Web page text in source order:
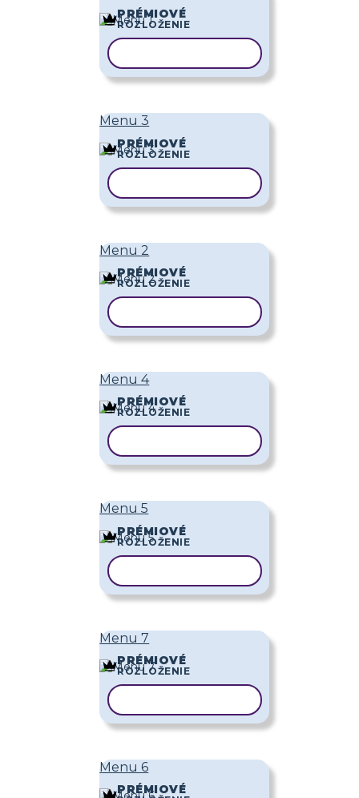
PRÉMIOVÉ
ROZLOŽENIE
Menu 3
PRÉMIOVÉ
ROZLOŽENIE
Menu 2
PRÉMIOVÉ
ROZLOŽENIE
Menu 4
PRÉMIOVÉ
ROZLOŽENIE
Menu 5
PRÉMIOVÉ
ROZLOŽENIE
Menu 7
PRÉMIOVÉ
ROZLOŽENIE
Menu 6
PRÉMIOVÉ